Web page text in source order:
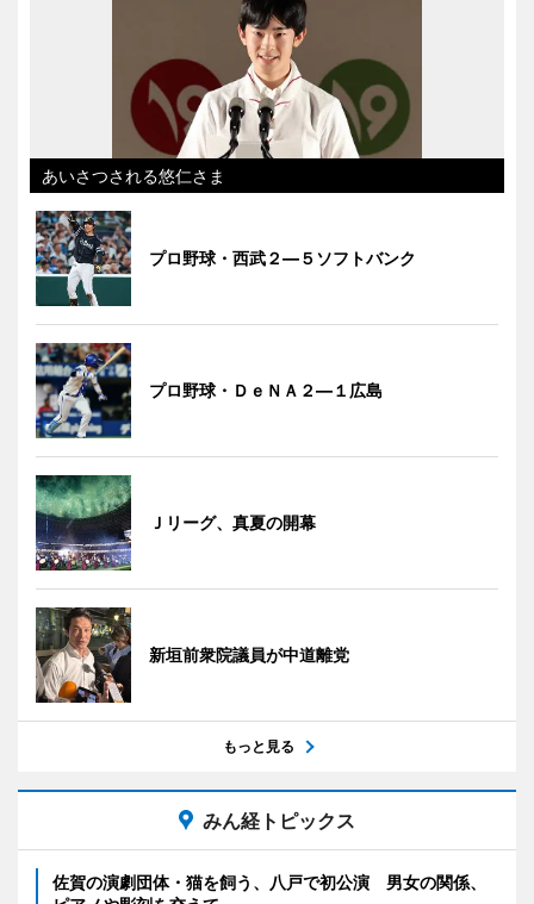
あいさつされる悠仁さま
プロ野球・西武２―５ソフトバンク
プロ野球・ＤｅＮＡ２―１広島
Ｊリーグ、真夏の開幕
新垣前衆院議員が中道離党
もっと見る
みん経トピックス
佐賀の演劇団体・猫を飼う、八戸で初公演 男女の関係、